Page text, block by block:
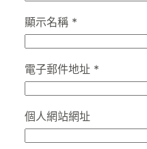
顯示名稱 *
電子郵件地址 *
個人網站網址